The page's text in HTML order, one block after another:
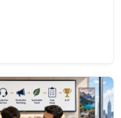
pollution,